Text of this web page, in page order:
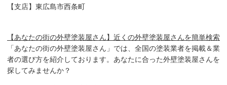
【支店】東広島市西条町
【あなたの街の外壁塗装屋さん】近くの外壁塗装屋さんを簡単検索
「あなたの街の外壁塗装屋さん」では、全国の塗装業者を掲載＆業
者の選び方を紹介しております。あなたに合った外壁塗装屋さんを
探してみませんか？